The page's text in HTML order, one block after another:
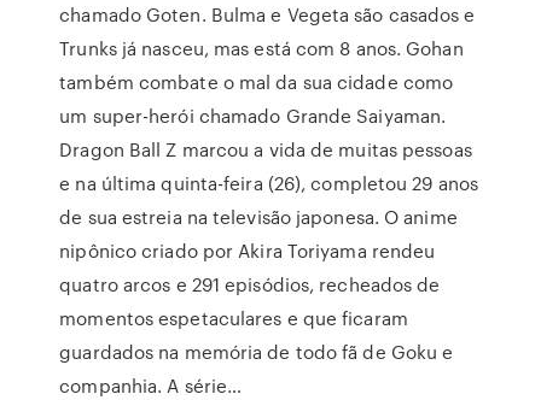
chamado Goten. Bulma e Vegeta são casados e
Trunks já nasceu, mas está com 8 anos. Gohan
também combate o mal da sua cidade como
um super-herói chamado Grande Saiyaman.
Dragon Ball Z marcou a vida de muitas pessoas
e na última quinta-feira (26), completou 29 anos
de sua estreia na televisão japonesa. O anime
nipônico criado por Akira Toriyama rendeu
quatro arcos e 291 episódios, recheados de
momentos espetaculares e que ficaram
guardados na memória de todo fã de Goku e
companhia. A série…